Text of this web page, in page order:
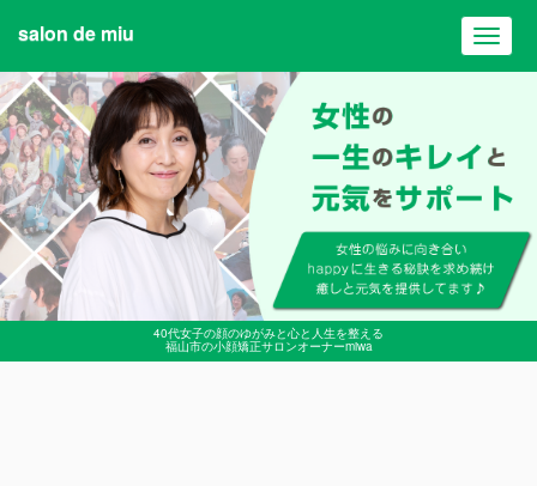
40代女子の顔のゆがみと心と人生を整える
福山市の小顔矯正サロンオーナーmiwa
salon de miu